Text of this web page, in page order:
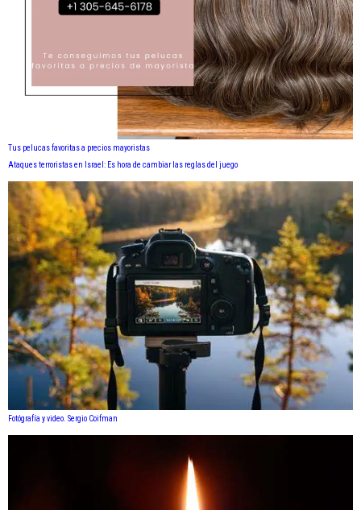
Tus pelucas favoritas a precios mayoristas
Ataques terroristas en Israel: Es hora de cambiar las reglas del juego
Fotógrafía y video. Sergio Coifman